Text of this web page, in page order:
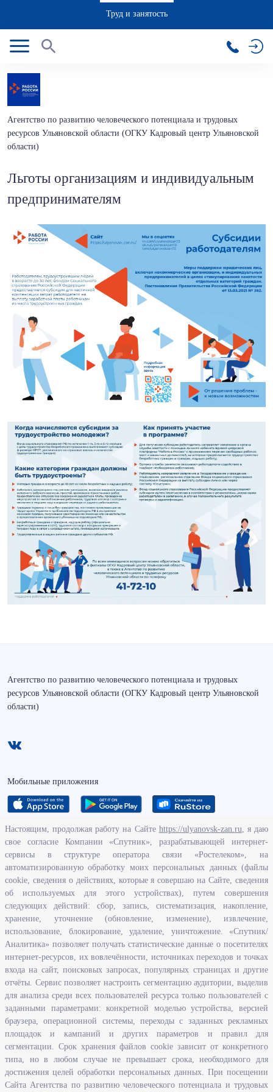
Труд и занятость
Агентство по развитию человеческого потенциала и трудовых
ресурсов Ульяновской области (ОГКУ Кадровый центр Ульяновской
области)
Льготы организациям и индивидуальным
предпринимателям
Агентство по развитию человеческого потенциала и трудовых
ресурсов Ульяновской области (ОГКУ Кадровый центр Ульяновской
области)
Мобильные приложения
Исполнение бюджетных средств
Человеческий потенциал
Информационная безопасность
Перечень нормативно - правовых актов, определяющих полномочия,
задачи и функции Агентства по развитию человеческого потенциала
и трудовых ресурсов Ульяновской области
Развитие правовой грамотности и правосознания граждан в
Ульяновской области
Информация
Законодательство
Льготы организациям и индивидуальным предпринимателям
Иностранная рабочая сила
Информация об отдельных видах деятельности
Настоящим, продолжая работу на Сайте https://ulyanovsk-zan.ru, я даю
свое согласие Компании «Спутник», разрабатывающей интернет-
сервисы в структуре оператора связи «Ростелеком», на
автоматизированную обработку моих персональных данных (файлы
cookie, сведения о действиях, которые я совершаю на Сайте, сведения
об используемых для этого устройствах), путем совершения
следующих действий: сбор, запись, систематизация, накопление,
хранение, уточнение (обновление, изменение), извлечение,
использование, блокирование, удаление, уничтожение. «Спутник/
Аналитика» позволяет получать статистические данные о посетителях
интернет-ресурсов, их вовлечённости, источниках переходов и точках
входа на сайт, поисковых запросах, популярных страницах и другие
отчёты. Сервис позволяет настроить сегментацию аудитории, выделив
для анализа среди всех пользователей ресурса только пользователей с
заданными параметрами: конкретной моделью устройства, версией
браузера, операционной системы, переходы с заданных рекламных
площадок и кампаний и других параметров и правил для
сегментации. Срок хранения файлов cookie зависит от конкретного
типа, но в любом случае не превышает срока, необходимого для
достижения целей обработки персональных данных. При посещении
Сайта Агентства по развитию человеческого потенциала и трудовых